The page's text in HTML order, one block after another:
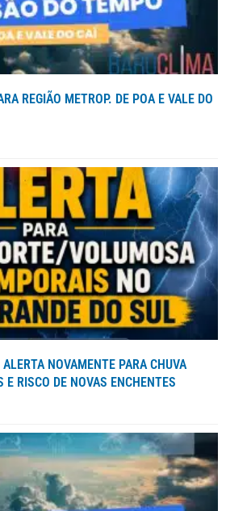
REGIÃO METROP. DE POA E VALE DO
NOVAMENTE PARA CHUVA
RISCO DE NOVAS ENCHENTES